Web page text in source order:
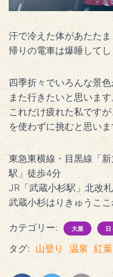
汗で冷えた体があたた
帰りの電車は爆睡してし
四季折々でいろんな景
また行きたいと思いま
これだけ疲れた私です
を使わずに挑むと思い
東急東横線・目黒線「
駅」徒歩4分
JR「武蔵小杉駅」北改
武蔵小杉はりきゅうここ
カテゴリー: 大屋 日
タグ: 山登り 温泉 紅葉